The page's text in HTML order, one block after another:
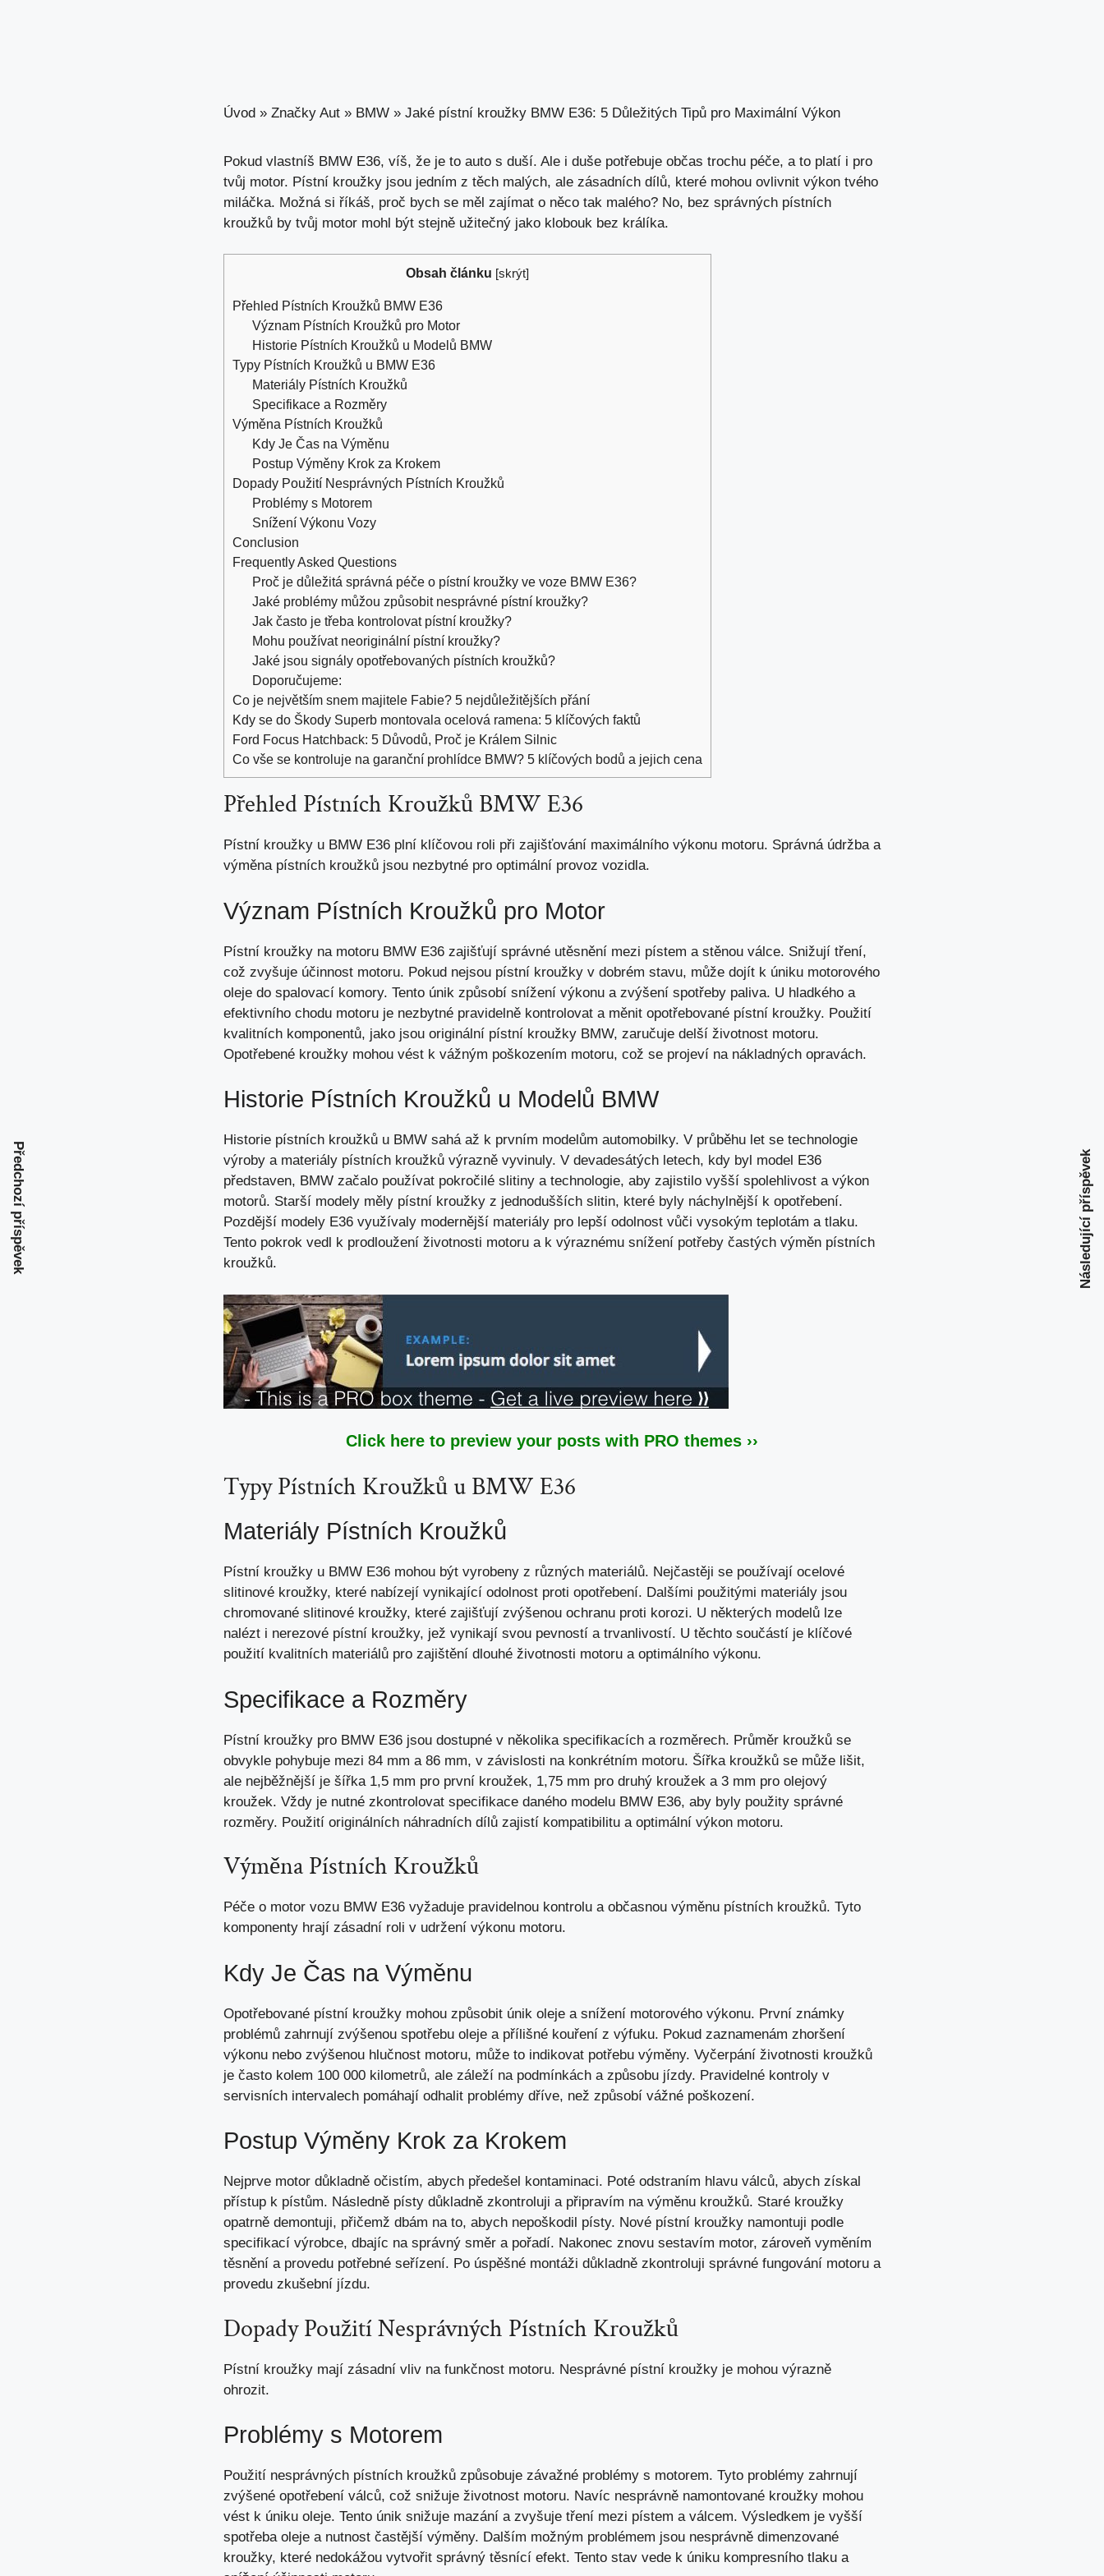
Úvod » Značky Aut » BMW » Jaké pístní kroužky BMW E36: 5 Důležitých Tipů pro Maximální Výkon
Pokud vlastníš BMW E36, víš, že je to auto s duší. Ale i duše potřebuje občas trochu péče, a to platí i pro
tvůj motor. Pístní kroužky jsou jedním z těch malých, ale zásadních dílů, které mohou ovlivnit výkon tvého
miláčka. Možná si říkáš, proč bych se měl zajímat o něco tak malého? No, bez správných pístních
kroužků by tvůj motor mohl být stejně užitečný jako klobouk bez králíka.
Obsah článku [skrýt]
Přehled Pístních Kroužků BMW E36
Význam Pístních Kroužků pro Motor
Historie Pístních Kroužků u Modelů BMW
Typy Pístních Kroužků u BMW E36
Materiály Pístních Kroužků
Specifikace a Rozměry
Výměna Pístních Kroužků
Kdy Je Čas na Výměnu
Postup Výměny Krok za Krokem
Dopady Použití Nesprávných Pístních Kroužků
Problémy s Motorem
Snížení Výkonu Vozy
Conclusion
Frequently Asked Questions
Proč je důležitá správná péče o pístní kroužky ve voze BMW E36?
Jaké problémy můžou způsobit nesprávné pístní kroužky?
Jak často je třeba kontrolovat pístní kroužky?
Mohu používat neoriginální pístní kroužky?
Jaké jsou signály opotřebovaných pístních kroužků?
Doporučujeme:
Co je největším snem majitele Fabie? 5 nejdůležitějších přání
Kdy se do Škody Superb montovala ocelová ramena: 5 klíčových faktů
Ford Focus Hatchback: 5 Důvodů, Proč je Králem Silnic
Co vše se kontroluje na garanční prohlídce BMW? 5 klíčových bodů a jejich cena
Přehled Pístních Kroužků BMW E36
Pístní kroužky u BMW E36 plní klíčovou roli při zajišťování maximálního výkonu motoru. Správná údržba a
výměna pístních kroužků jsou nezbytné pro optimální provoz vozidla.
Význam Pístních Kroužků pro Motor
Pístní kroužky na motoru BMW E36 zajišťují správné utěsnění mezi pístem a stěnou válce. Snižují tření,
což zvyšuje účinnost motoru. Pokud nejsou pístní kroužky v dobrém stavu, může dojít k úniku motorového
oleje do spalovací komory. Tento únik způsobí snížení výkonu a zvýšení spotřeby paliva. U hladkého a
efektivního chodu motoru je nezbytné pravidelně kontrolovat a měnit opotřebované pístní kroužky. Použití
kvalitních komponentů, jako jsou originální pístní kroužky BMW, zaručuje delší životnost motoru.
Opotřebené kroužky mohou vést k vážným poškozením motoru, což se projeví na nákladných opravách.
Historie Pístních Kroužků u Modelů BMW
Historie pístních kroužků u BMW sahá až k prvním modelům automobilky. V průběhu let se technologie
výroby a materiály pístních kroužků výrazně vyvinuly. V devadesátých letech, kdy byl model E36
představen, BMW začalo používat pokročilé slitiny a technologie, aby zajistilo vyšší spolehlivost a výkon
motorů. Starší modely měly pístní kroužky z jednodušších slitin, které byly náchylnější k opotřebení.
Pozdější modely E36 využívaly modernější materiály pro lepší odolnost vůči vysokým teplotám a tlaku.
Tento pokrok vedl k prodloužení životnosti motoru a k výraznému snížení potřeby častých výměn pístních
kroužků.
Click here to preview your posts with PRO themes ››
Typy Pístních Kroužků u BMW E36
Materiály Pístních Kroužků
Pístní kroužky u BMW E36 mohou být vyrobeny z různých materiálů. Nejčastěji se používají ocelové
slitinové kroužky, které nabízejí vynikající odolnost proti opotřebení. Dalšími použitými materiály jsou
chromované slitinové kroužky, které zajišťují zvýšenou ochranu proti korozi. U některých modelů lze
nalézt i nerezové pístní kroužky, jež vynikají svou pevností a trvanlivostí. U těchto součástí je klíčové
použití kvalitních materiálů pro zajištění dlouhé životnosti motoru a optimálního výkonu.
Specifikace a Rozměry
Pístní kroužky pro BMW E36 jsou dostupné v několika specifikacích a rozměrech. Průměr kroužků se
obvykle pohybuje mezi 84 mm a 86 mm, v závislosti na konkrétním motoru. Šířka kroužků se může lišit,
ale nejběžnější je šířka 1,5 mm pro první kroužek, 1,75 mm pro druhý kroužek a 3 mm pro olejový
kroužek. Vždy je nutné zkontrolovat specifikace daného modelu BMW E36, aby byly použity správné
rozměry. Použití originálních náhradních dílů zajistí kompatibilitu a optimální výkon motoru.
Výměna Pístních Kroužků
Péče o motor vozu BMW E36 vyžaduje pravidelnou kontrolu a občasnou výměnu pístních kroužků. Tyto
komponenty hrají zásadní roli v udržení výkonu motoru.
Kdy Je Čas na Výměnu
Opotřebované pístní kroužky mohou způsobit únik oleje a snížení motorového výkonu. První známky
problémů zahrnují zvýšenou spotřebu oleje a přílišné kouření z výfuku. Pokud zaznamenám zhoršení
výkonu nebo zvýšenou hlučnost motoru, může to indikovat potřebu výměny. Vyčerpání životnosti kroužků
je často kolem 100 000 kilometrů, ale záleží na podmínkách a způsobu jízdy. Pravidelné kontroly v
servisních intervalech pomáhají odhalit problémy dříve, než způsobí vážné poškození.
Postup Výměny Krok za Krokem
Nejprve motor důkladně očistím, abych předešel kontaminaci. Poté odstraním hlavu válců, abych získal
přístup k pístům. Následně písty důkladně zkontroluji a připravím na výměnu kroužků. Staré kroužky
opatrně demontuji, přičemž dbám na to, abych nepoškodil písty. Nové pístní kroužky namontuji podle
specifikací výrobce, dbajíc na správný směr a pořadí. Nakonec znovu sestavím motor, zároveň vyměním
těsnění a provedu potřebné seřízení. Po úspěšné montáži důkladně zkontroluji správné fungování motoru a
provedu zkušební jízdu.
Dopady Použití Nesprávných Pístních Kroužků
Pístní kroužky mají zásadní vliv na funkčnost motoru. Nesprávné pístní kroužky je mohou výrazně
ohrozit.
Problémy s Motorem
Použití nesprávných pístních kroužků způsobuje závažné problémy s motorem. Tyto problémy zahrnují
zvýšené opotřebení válců, což snižuje životnost motoru. Navíc nesprávně namontované kroužky mohou
vést k úniku oleje. Tento únik snižuje mazání a zvyšuje tření mezi pístem a válcem. Výsledkem je vyšší
spotřeba oleje a nutnost častější výměny. Dalším možným problémem jsou nesprávně dimenzované
kroužky, které nedokážou vytvořit správný těsnící efekt. Tento stav vede k úniku kompresního tlaku a
Předchozí příspěvek Následující příspěvek